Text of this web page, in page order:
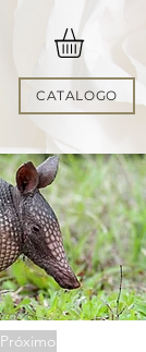
CATALOGO
>> Próximo